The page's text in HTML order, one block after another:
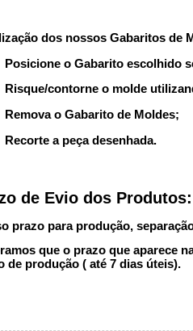
dos nossos Gabaritos de
Posicione o Gabarito escolhido
Risque/contorne o molde
Remova o Gabarito de Moldes;
Recorte a peça desenhada.
de Evio dos Produtos:
prazo para produção,
que o prazo que aparece
de produção ( até 7 dias úteis).